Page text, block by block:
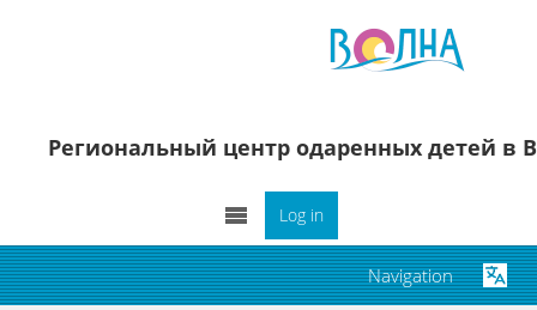
Региональный центр одаренных детей в
Log in
Navigation